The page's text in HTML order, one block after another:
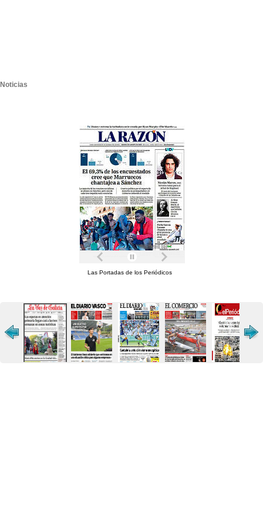
Noticias
Las Portadas de los Periódicos